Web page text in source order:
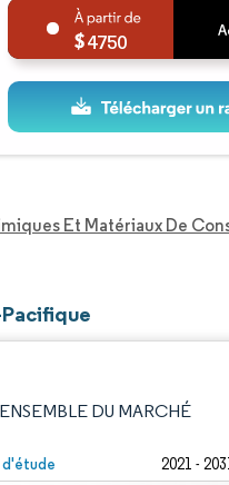
4750
Et Matériaux De
DU MARCHÉ
2021 -